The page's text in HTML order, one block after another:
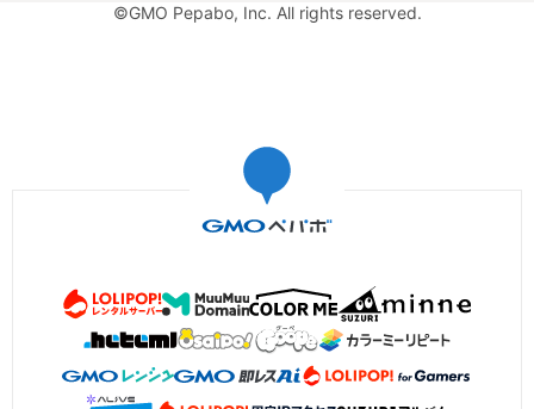
©GMO Pepabo, Inc. All rights reserved.